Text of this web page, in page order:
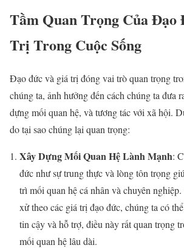
Tầm Quan Trọng Của Đạo
Trị Trong Cuộc Sống
Đạo đức và giá trị đóng vai trò quan trọng
chúng ta, ảnh hưởng đến cách chúng ta đưa
dựng mối quan hệ, và tương tác với xã hội.
do tại sao chúng lại quan trọng:
Xây Dựng Mối Quan Hệ Lành Mạnh:
đức như sự trung thực và lòng tôn trọng
trì mối quan hệ cá nhân và chuyên
xử theo các giá trị đạo đức, chúng ta có
tin cậy và hỗ trợ, điều này rất quan trọng
mối quan hệ lâu dài.